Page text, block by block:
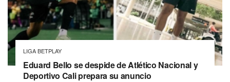
LIGA BETPLAY
Eduard Bello se despide de Atlético Nacional y
Deportivo Cali prepara su anuncio